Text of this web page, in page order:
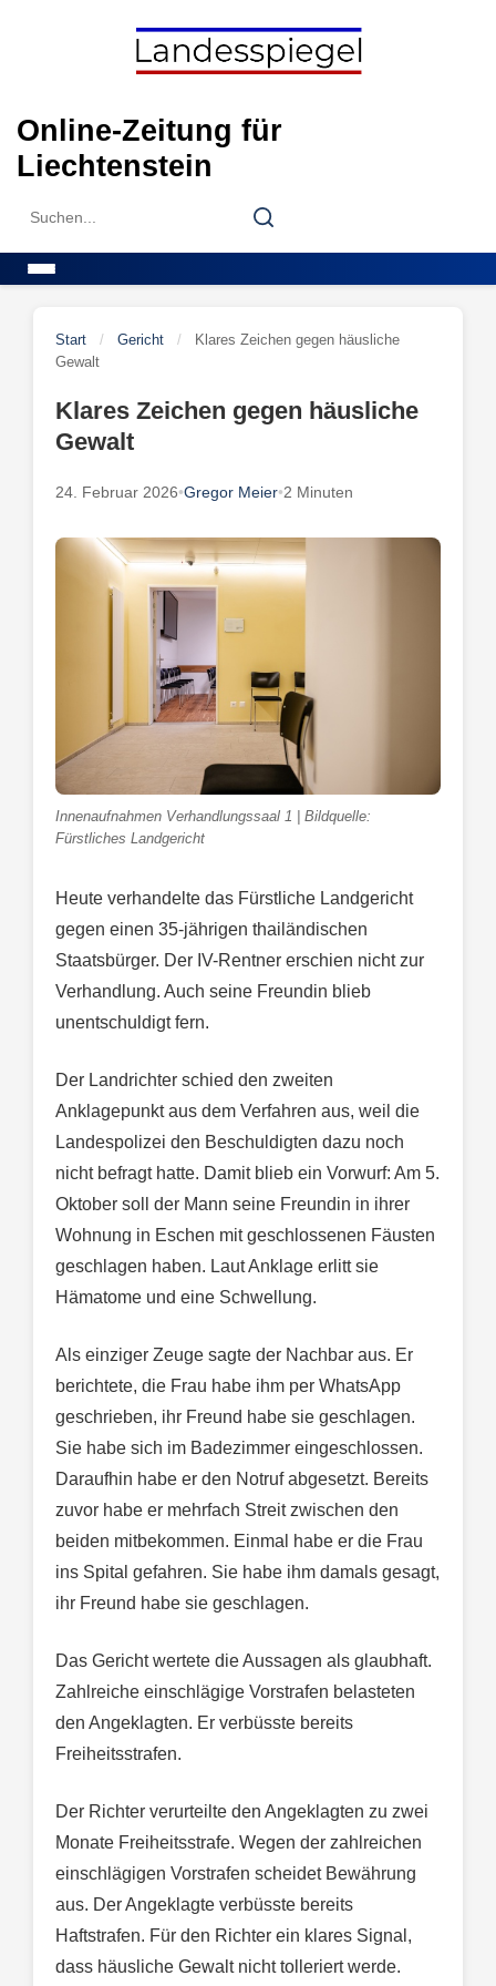
Online-Zeitung für
Liechtenstein
Search
Search
Start / Gericht /
Klares Zeichen gegen häusliche
Gewalt
Klares Zeichen gegen häusliche
Gewalt
24. Februar 2026•Gregor Meier•2 Minuten
Innenaufnahmen Verhandlungssaal 1 | Bildquelle:
Fürstliches Landgericht
Heute verhandelte das Fürstliche Landgericht
gegen einen 35-jährigen thailändischen
Staatsbürger. Der IV-Rentner erschien nicht zur
Verhandlung. Auch seine Freundin blieb
unentschuldigt fern.
Der Landrichter schied den zweiten
Anklagepunkt aus dem Verfahren aus, weil die
Landespolizei den Beschuldigten dazu noch
nicht befragt hatte. Damit blieb ein Vorwurf: Am 5.
Oktober soll der Mann seine Freundin in ihrer
Wohnung in Eschen mit geschlossenen Fäusten
geschlagen haben. Laut Anklage erlitt sie
Hämatome und eine Schwellung.
Als einziger Zeuge sagte der Nachbar aus. Er
berichtete, die Frau habe ihm per WhatsApp
geschrieben, ihr Freund habe sie geschlagen.
Sie habe sich im Badezimmer eingeschlossen.
Daraufhin habe er den Notruf abgesetzt. Bereits
zuvor habe er mehrfach Streit zwischen den
beiden mitbekommen. Einmal habe er die Frau
ins Spital gefahren. Sie habe ihm damals gesagt,
ihr Freund habe sie geschlagen.
Das Gericht wertete die Aussagen als glaubhaft.
Zahlreiche einschlägige Vorstrafen belasteten
den Angeklagten. Er verbüsste bereits
Freiheitsstrafen.
Der Richter verurteilte den Angeklagten zu zwei
Monate Freiheitsstrafe. Wegen der zahlreichen
einschlägigen Vorstrafen scheidet Bewährung
aus. Der Angeklagte verbüsste bereits
Haftstrafen. Für den Richter ein klares Signal,
dass häusliche Gewalt nicht tolleriert werde.